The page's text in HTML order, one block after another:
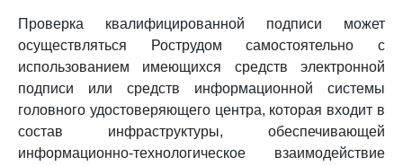
Проверка квалифицированной подписи может
осуществляться Рострудом самостоятельно с
использованием имеющихся средств электронной
подписи или средств информационной системы
головного удостоверяющего центра, которая входит в
состав инфраструктуры, обеспечивающей
информационно-технологическое взаимодействие